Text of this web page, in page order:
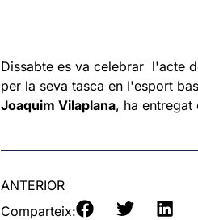
Dissabte es va celebrar l'acte
per la seva tasca en l'esport
Joaquim Vilaplana, ha entregat
ANTERIOR
Comparteix: